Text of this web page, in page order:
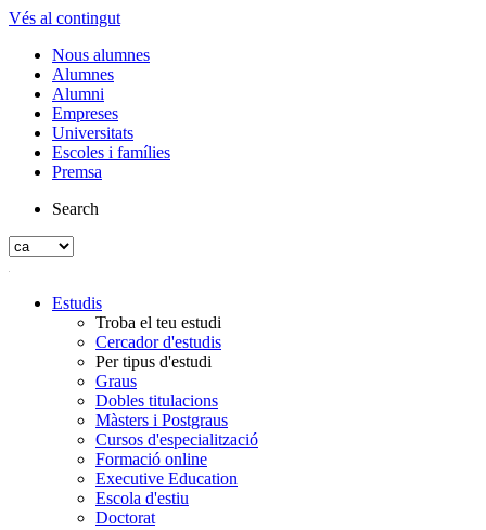
Vés al contingut
Nous alumnes
Alumnes
Alumni
Empreses
Universitats
Escoles i famílies
Premsa
Search
Estudis
Troba el teu estudi
Cercador d'estudis
Per tipus d'estudi
Graus
Dobles titulacions
Màsters i Postgraus
Cursos d'especialització
Formació online
Executive Education
Escola d'estiu
Doctorat